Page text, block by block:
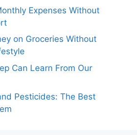
Expenses Without
on Groceries Without
Can Learn From Our
Pesticides: The Best